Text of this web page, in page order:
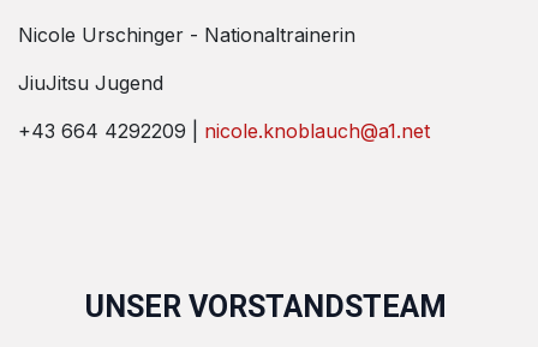
Nicole Urschinger - Nationaltrainerin
JiuJitsu Jugend
+43 664 4292209 | nicole.knoblauch@a1.net
UNSER VORSTANDSTEAM